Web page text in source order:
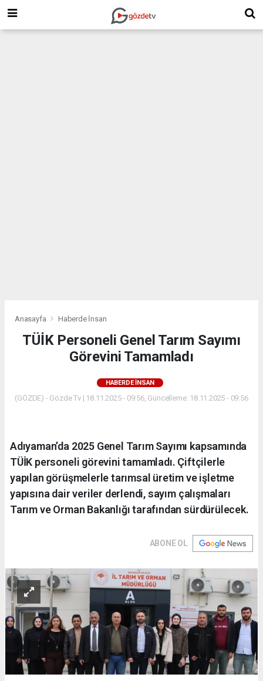
Anasayfa Haberde İnsan
TÜİK Personeli Genel Tarım Sayımı
Görevini Tamamladı
HABERDE İNSAN
(GÖZDE) - Gözde Tv | 18.11.2025 - 09:56, Güncelleme: 18.11.2025 - 09:56
Adıyaman’da 2025 Genel Tarım Sayımı kapsamında
TÜİK personeli görevini tamamladı. Çiftçilerle
yapılan görüşmelerle tarımsal üretim ve işletme
yapısına dair veriler derlendi, sayım çalışmaları
Tarım ve Orman Bakanlığı tarafından sürdürülecek.
ABONE OL